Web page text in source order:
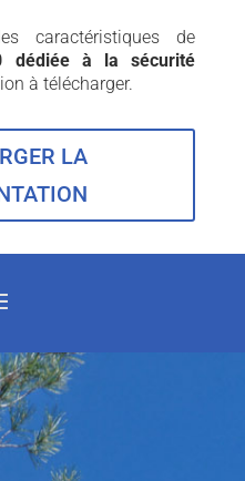
caractéristiques de
dédiée à la sécurité
à télécharger.
LA